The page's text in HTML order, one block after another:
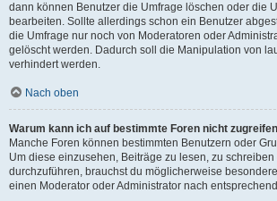
dann können Benutzer die Umfrage löschen oder die
bearbeiten. Sollte allerdings schon ein Benutzer
die Umfrage nur noch von Moderatoren oder
gelöscht werden. Dadurch soll die Manipulation von
verhindert werden.
Nach oben
Warum kann ich auf bestimmte Foren nicht
Manche Foren können bestimmten Benutzern oder
Um diese einzusehen, Beiträge zu lesen, zu
durchzuführen, brauchst du möglicherweise
einen Moderator oder Administrator nach